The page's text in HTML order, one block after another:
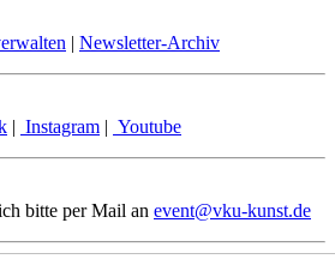
| Newsletter-Archiv
| Instagram | Youtube
bitte per Mail an event@vku-kunst.de